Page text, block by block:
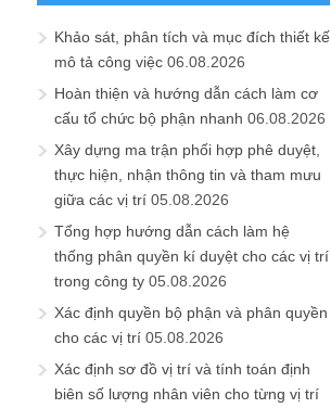
Khảo sát, phân tích và mục đích thiết kế
mô tả công việc 06.08.2026
Hoàn thiện và hướng dẫn cách làm cơ
cấu tổ chức bộ phận nhanh 06.08.2026
Xây dựng ma trận phối hợp phê duyệt,
thực hiện, nhận thông tin và tham mưu
giữa các vị trí 05.08.2026
Tổng hợp hướng dẫn cách làm hệ
thống phân quyền kí duyệt cho các vị trí
trong công ty 05.08.2026
Xác định quyền bộ phận và phân quyền
cho các vị trí 05.08.2026
Xác định sơ đồ vị trí và tính toán định
biên số lượng nhân viên cho từng vị trí